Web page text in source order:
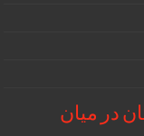
در میان